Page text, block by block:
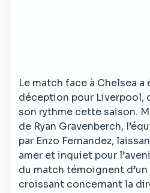
Le match face à Chelsea
déception pour Liverpool,
son rythme cette saison.
de Ryan Gravenberch,
par Enzo Fernandez,
amer et inquiet pour
du match témoignent
croissant concernant la